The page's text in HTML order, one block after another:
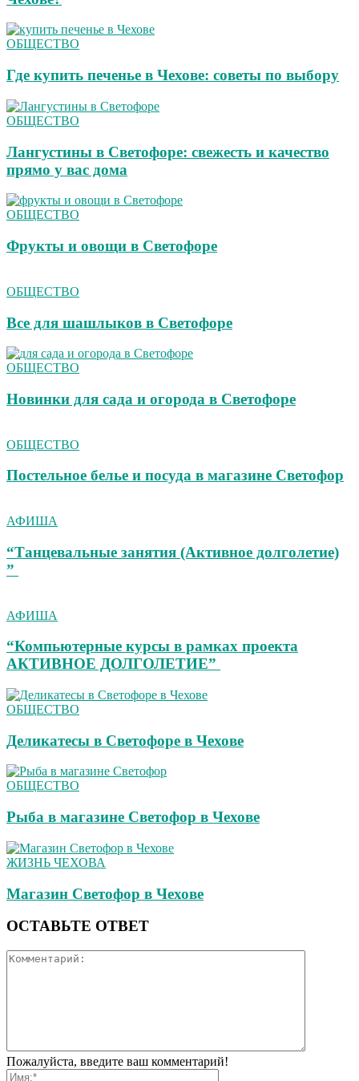
ОБЩЕСТВО
Где купить печенье в Чехове: советы по выбору
ОБЩЕСТВО
Лангустины в Светофоре: свежесть и качество
прямо у вас дома
ОБЩЕСТВО
Фрукты и овощи в Светофоре
ОБЩЕСТВО
Все для шашлыков в Светофоре
ОБЩЕСТВО
Новинки для сада и огорода в Светофоре
ОБЩЕСТВО
Постельное белье и посуда в магазине Светофор
АФИША
“Танцевальные занятия (Активное долголетие)
”
АФИША
“Компьютерные курсы в рамках проекта
АКТИВНОЕ ДОЛГОЛЕТИЕ”
ОБЩЕСТВО
Деликатесы в Светофоре в Чехове
ОБЩЕСТВО
Рыба в магазине Светофор в Чехове
ЖИЗНЬ ЧЕХОВА
Магазин Светофор в Чехове
ОСТАВЬТЕ ОТВЕТ
Пожалуйста, введите ваш комментарий!